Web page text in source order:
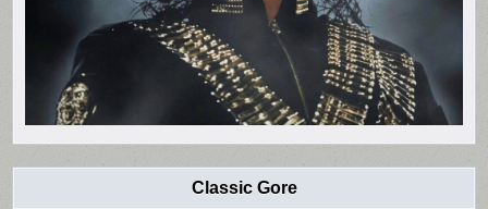
Classic Gore